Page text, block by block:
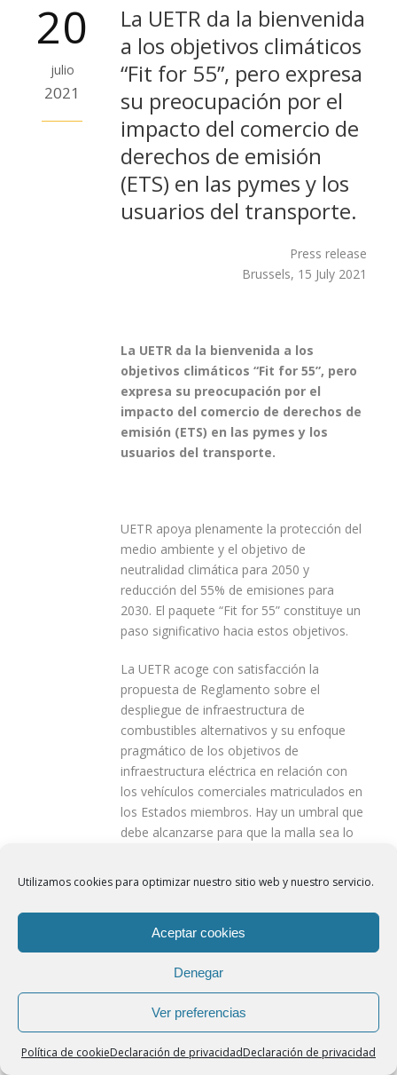
Utilizamos cookies para optimizar nuestro sitio web y nuestro servicio.
Aceptar cookies
Denegar
Ver preferencias
Política de cookieDeclaración de privacidadDeclaración de privacidad
20
julio
2021
La UETR da la bienvenida
a los objetivos climáticos
“Fit for 55”, pero expresa
su preocupación por el
impacto del comercio de
derechos de emisión
(ETS) en las pymes y los
usuarios del transporte.
Press release
Brussels, 15 July 2021
La UETR da la bienvenida a los
objetivos climáticos “Fit for 55”, pero
expresa su preocupación por el
impacto del comercio de derechos de
emisión (ETS) en las pymes y los
usuarios del transporte.
UETR apoya plenamente la protección del
medio ambiente y el objetivo de
neutralidad climática para 2050 y
reducción del 55% de emisiones para
2030. El paquete “Fit for 55” constituye un
paso significativo hacia estos objetivos.
La UETR acoge con satisfacción la
propuesta de Reglamento sobre el
despliegue de infraestructura de
combustibles alternativos y su enfoque
pragmático de los objetivos de
infraestructura eléctrica en relación con
los vehículos comerciales matriculados en
los Estados miembros. Hay un umbral que
debe alcanzarse para que la malla sea lo
necesidades y la inversión de las
empresas. También es positiva la
referencia a la presencia de puntos de
recarga para camiones en las áreas de
estacionamiento.
La UETR apoya la combinación de energía
y la neutralidad tecnológica que deben
garantizarse teniendo en cuenta tanto a